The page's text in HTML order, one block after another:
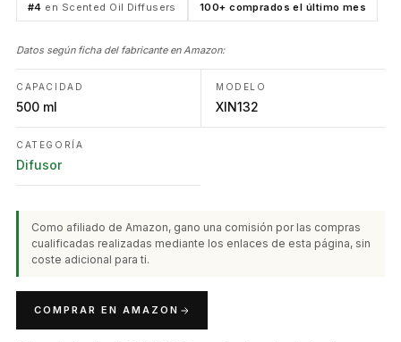
#4 en Scented Oil Diffusers 100+ comprados el último mes
Datos según ficha del fabricante en Amazon:
CAPACIDAD
500 ml
MODELO
XIN132
CATEGORÍA
Difusor
Como afiliado de Amazon, gano una comisión por las compras
cualificadas realizadas mediante los enlaces de esta página, sin
coste adicional para ti.
COMPRAR EN AMAZON